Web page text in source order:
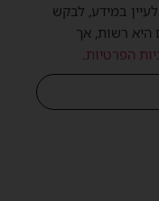
במידע, לבקש
היא רשות, אך
הפרטיות